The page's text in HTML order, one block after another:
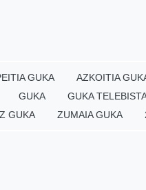
GUKA AZKOITIA
GUKA
GUKA
GUKA
ZUMAIA GUKA